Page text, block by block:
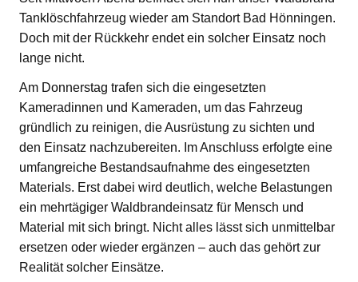
Tanklöschfahrzeug wieder am Standort Bad Hönningen.
Doch mit der Rückkehr endet ein solcher Einsatz noch
lange nicht.
Am Donnerstag trafen sich die eingesetzten
Kameradinnen und Kameraden, um das Fahrzeug
gründlich zu reinigen, die Ausrüstung zu sichten und
den Einsatz nachzubereiten. Im Anschluss erfolgte eine
umfangreiche Bestandsaufnahme des eingesetzten
Materials. Erst dabei wird deutlich, welche Belastungen
ein mehrtägiger Waldbrandeinsatz für Mensch und
Material mit sich bringt. Nicht alles lässt sich unmittelbar
ersetzen oder wieder ergänzen – auch das gehört zur
Realität solcher Einsätze.